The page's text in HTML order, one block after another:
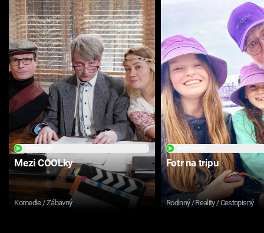
Mezi COOLky
Komedie / Zábavný
Fotr na tripu
Rodinný / Reality / Cestopisný